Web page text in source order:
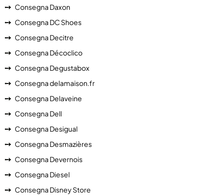
Consegna Daxon
Consegna DC Shoes
Consegna Decitre
Consegna Décoclico
Consegna Degustabox
Consegna delamaison.fr
Consegna Delaveine
Consegna Dell
Consegna Desigual
Consegna Desmazières
Consegna Devernois
Consegna Diesel
Consegna Disney Store